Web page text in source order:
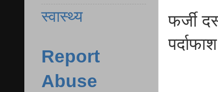
फर्जी
स्वास्थ्य
Report
Abuse